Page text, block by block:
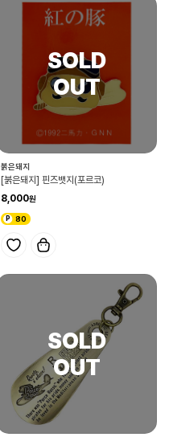
붉은돼지
[붉은돼지] 핀즈뱃지(포르코)
8,000
80